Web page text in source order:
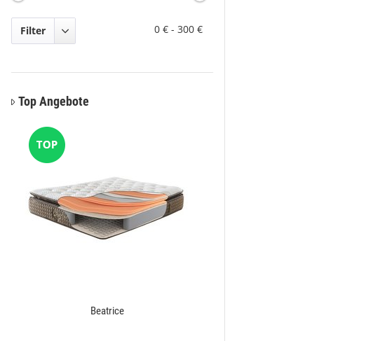
Filter 0 € - 300 €
Top Angebote
Beatrice